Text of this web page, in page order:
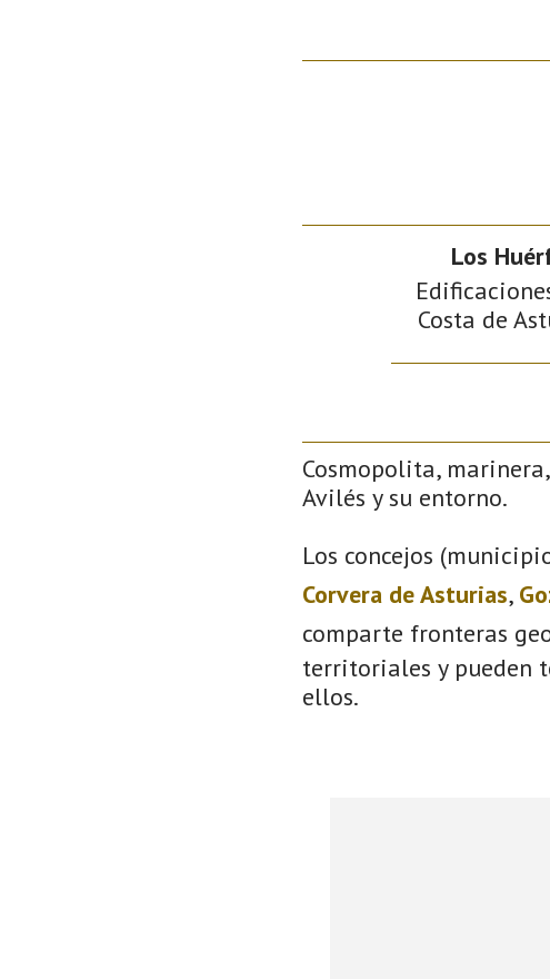
Los
Costa de
Cosmopolita,
Avilés y su entorno.
Los concejos
Corvera de Asturias,
comparte fronteras
territoriales y pueden
ellos.